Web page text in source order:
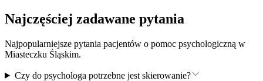
Najczęściej zadawane pytania
Najpopularniejsze pytania pacjentów o pomoc psychologiczną w
Miasteczku Śląskim.
Czy do psychologa potrzebne jest skierowanie?